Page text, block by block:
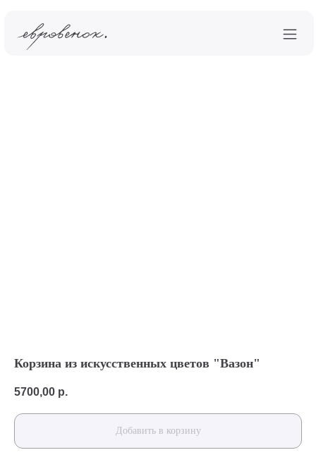
Корзина из искусственных цветов "Вазон"
5700,00 р.
Добавить в корзину